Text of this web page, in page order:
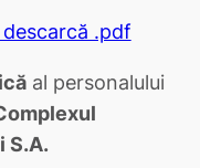
.pdf
al personalului
S.A.